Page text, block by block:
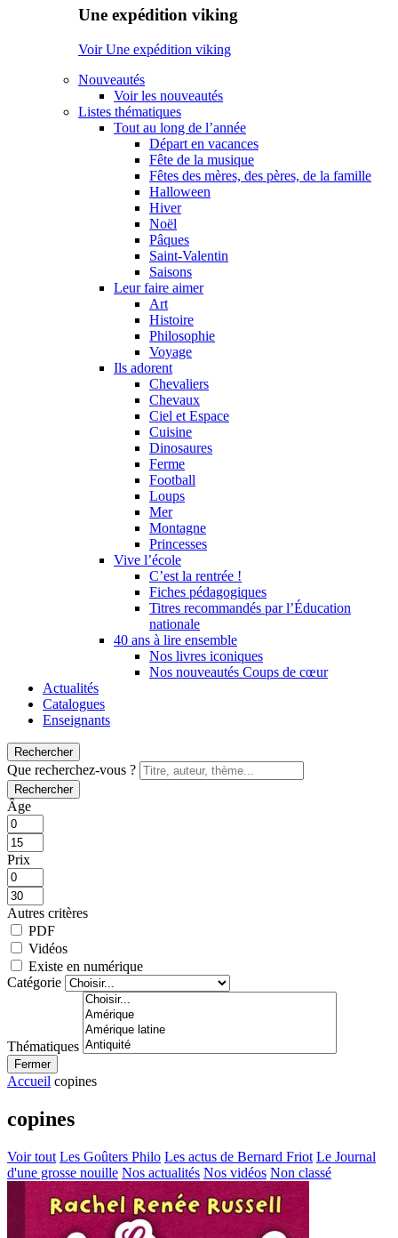
Une expédition viking
Voir Une expédition viking
Nouveautés
Voir les nouveautés
Listes thématiques
Tout au long de l’année
Départ en vacances
Fête de la musique
Fêtes des mères, des pères, de la famille
Halloween
Hiver
Noël
Pâques
Saint-Valentin
Saisons
Leur faire aimer
Art
Histoire
Philosophie
Voyage
Ils adorent
Chevaliers
Chevaux
Ciel et Espace
Cuisine
Dinosaures
Ferme
Football
Loups
Mer
Montagne
Princesses
Vive l’école
C’est la rentrée !
Fiches pédagogiques
Titres recommandés par l’Éducation
nationale
40 ans à lire ensemble
Nos livres iconiques
Nos nouveautés Coups de cœur
Actualités
Catalogues
Enseignants
Rechercher
Que recherchez-vous ?
Rechercher
Âge
Prix
Autres critères
PDF
Vidéos
Existe en numérique
Catégorie
Thématiques
Fermer
Accueil copines
copines
Voir tout Les Goûters Philo Les actus de Bernard Friot Le Journal
d'une grosse nouille Nos actualités Nos vidéos Non classé